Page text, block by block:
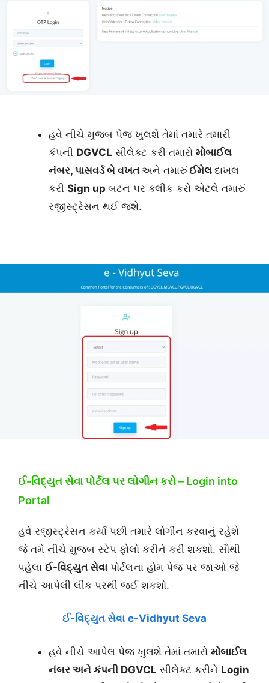
હવે નીચે મુજબ પેજ ખુલશે તેમાં તમારે તમારી
કંપની DGVCL સીલેક્ટ કરી તમારો મોબાઈલ
નંબર, પાસવર્ડ બે વખતઅને તમારું ઈમેલ દાખલ
કરી Sign up બટન પર ક્લીક કરો એટલે તમારું
રજીસ્ટ્રેસન થઈ જશે.
ઈ-વિદ્યુત સેવાપોર્ટલ પર લોગીન કરો – Login into
Portal
હવે રજીસ્ટ્રેસન કર્યા પછી તમારે લોગીન કરવાનું રહેશે
જે તમે નીચે મુજબ સ્ટેપ ફોલો કરીને કરી શકશો. સૌથી
પહેલા ઈ-વિદ્યુત સેવાપોર્ટલના હોમ પેજ પર જાઓ જે
નીચે આપેલી લીંક પરથી જઈ શકશો.
ઈ-વિદ્યુત સેવા e-Vidhyut Seva
હવે નીચે આપેલ પેજ ખુલશે તેમાં તમારો મોબાઈલ
નંબર અને કંપની DGVCL સીલેક્ટ કરીને Login